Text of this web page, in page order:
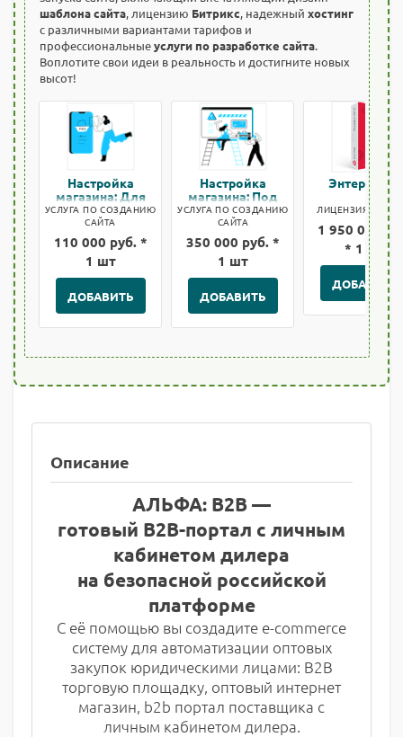
шаблона сайта, лицензию Битрикс, надежный хостинг
с различными вариантами тарифов и
профессиональныеуслуги по разработке сайта.
Воплотите свои идеи в реальность и достигните новых
высот!
Настройка
магазина: Для
быстрого старта
УСЛУГА ПО СОЗДАНИЮ
САЙТА
110 000 руб. *
1 шт
ДОБАВИТЬ
Настройка
магазина: Под
ключ
УСЛУГА ПО СОЗДАНИЮ
САЙТА
350 000 руб. *
1 шт
ДОБАВИТЬ
Энтерпрайз
ЛИЦЕНЗИЯ
1 950 000
* 1 шт
ДОБАВИТЬ
Описание
АЛЬФА: B2B —
готовый В2В-портал с личным
кабинетом дилера
на безопасной российской
платформе
С её помощью вы создадите e-commerce
систему для автоматизации оптовых
закупок юридическими лицами: В2В
торговую площадку, оптовый интернет
магазин, b2b портал поставщика с
личным кабинетом дилера.